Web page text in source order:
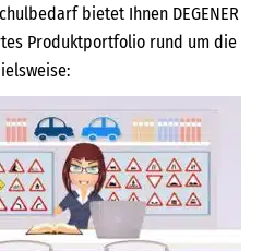
bietet Ihnen DEGENER
Produktportfolio rund um die